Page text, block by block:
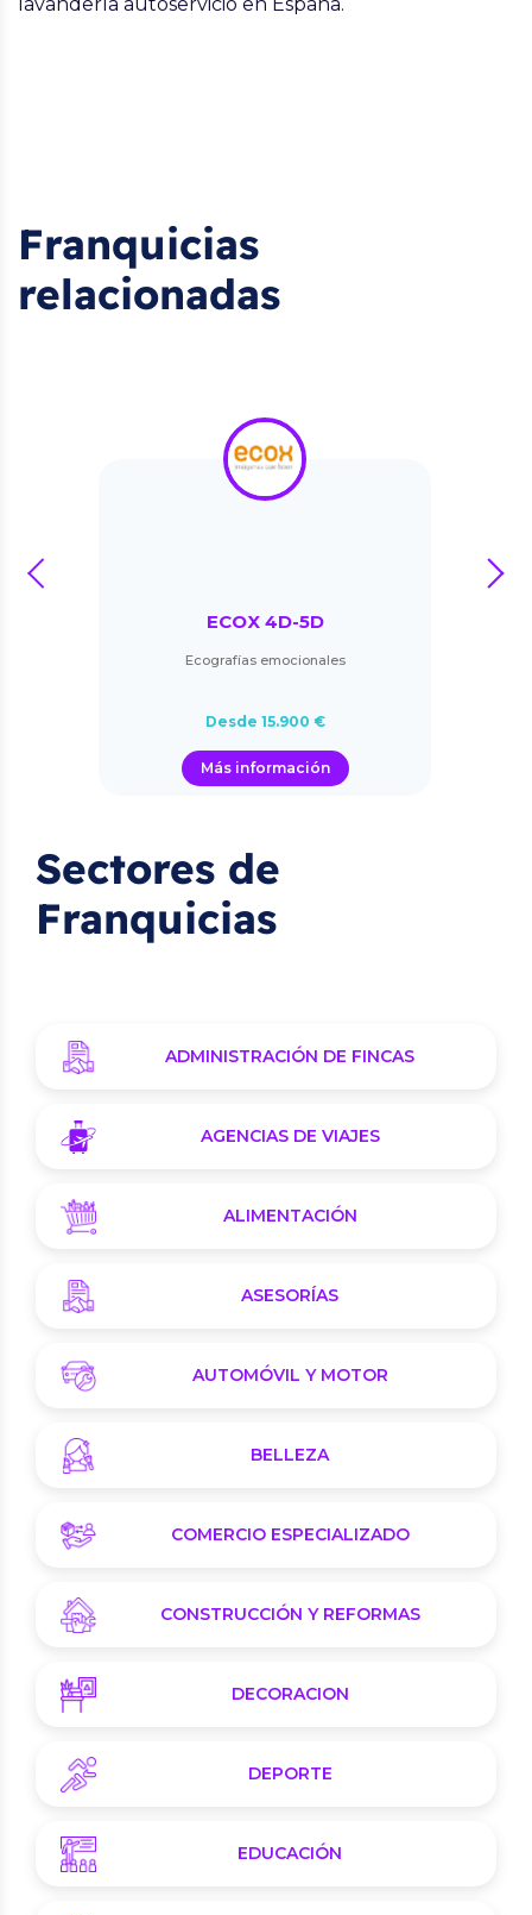
Franquicias
relacionadas
ECOX 4D-5D
Ecografías emocionales
Desde 15.900 €
Más información
prev next
Sectores de
Franquicias
ADMINISTRACIÓN DE FINCAS
AGENCIAS DE VIAJES
ALIMENTACIÓN
ASESORÍAS
AUTOMÓVIL Y MOTOR
BELLEZA
COMERCIO ESPECIALIZADO
CONSTRUCCIÓN Y REFORMAS
DECORACION
DEPORTE
EDUCACIÓN